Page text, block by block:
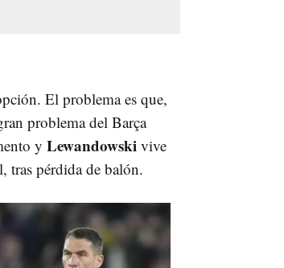
El problema es que,
problema del Barça
y Lewandowski vive
tras pérdida de balón.